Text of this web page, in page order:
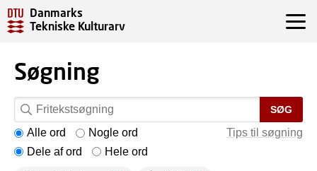
Danmarks
Tekniske Kulturarv
Søgning
SØG
Tips til søgning
Alle ord
Nogle ord
Dele af ord
Hele ord